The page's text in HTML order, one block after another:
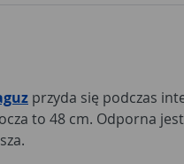
przyda się podczas
to 48 cm. Odporna